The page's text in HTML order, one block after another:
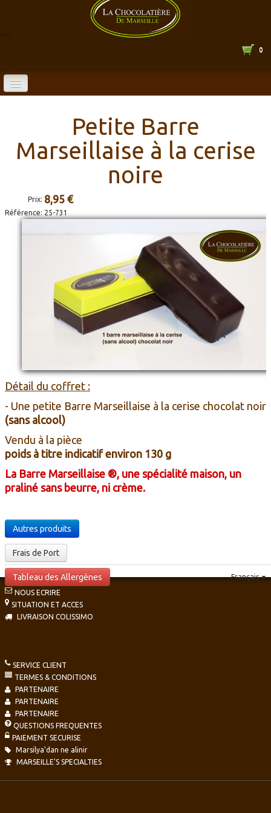
0
BOUTIQUE EN LIGNE
CATALOGUE
HORAIRES
Petite Barre
Marseillaise à la cerise
noire
Prix: 8,95 €
Référence: 25-731
Détail du coffret :
- Une petite Barre Marseillaise à la cerise chocolat noir
(sans alcool)
Vendu à la pièce
poids à titre indicatif environ 130 g
La Barre Marseillaise ®, une spécialité maison, un
praliné sans beurre, ni crème.
Autres produits
Frais de Port
Tableau des Allergènes Français▼
NOUS ECRIRE
SITUATION ET ACCES
LIVRAISON COLISSIMO
SERVICE CLIENT
TERMES & CONDITIONS
PARTENAIRE
PARTENAIRE
PARTENAIRE
QUESTIONS FREQUENTES
PAIEMENT SECURISE
Marsilya'dan ne alinir
MARSEILLE'S SPECIALTIES